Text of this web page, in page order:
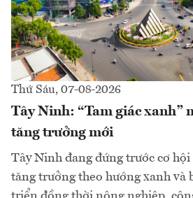
Thứ Sáu, 07-08-2026
Tây Ninh: “Tam giác xanh”
tăng trưởng mới
Tây Ninh đang đứng trước cơ
tăng trưởng theo hướng xanh và